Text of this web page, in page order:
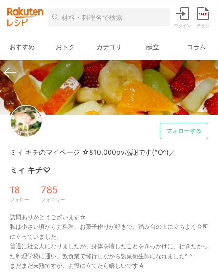
ログイン チラシ
おすすめ おトク カテゴリ 献立 コラム
フォローする
ミィ キチのマイページ ☆810,000pv感謝です(^O^)／
ミィ キチ♡
18
フォロー
785
フォロワー
訪問ありがとうございます☆
私は小さい頃からお料理、お菓子作りが好きで、踏み台の上に立ちよく台所
に立っていました。
普通に社会人になりましたが、身体を壊したことをきっかけに、行きたかっ
た料理学校に通い、飲食業で修行しながら製菓衛生師になれました^ ^
まだまだ未熟ですが、お役に立てたら嬉しいです☆